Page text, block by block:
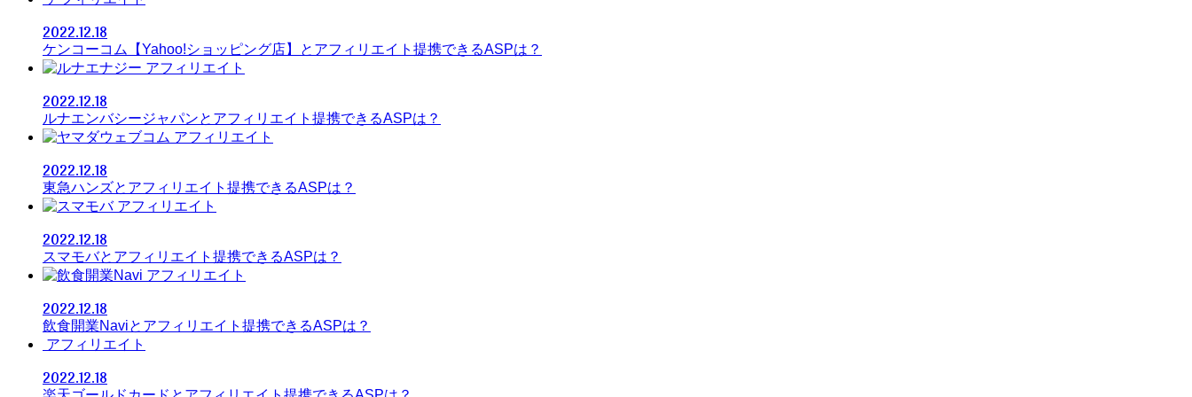
2022.12.18
ケンコーコム【Yahoo!ショッピング店】とアフィリエイト提携できるASPは？
アフィリエイト
2022.12.18
ルナエンバシージャパンとアフィリエイト提携できるASPは？
アフィリエイト
2022.12.18
東急ハンズとアフィリエイト提携できるASPは？
アフィリエイト
2022.12.18
スマモバとアフィリエイト提携できるASPは？
アフィリエイト
2022.12.18
飲食開業Naviとアフィリエイト提携できるASPは？
アフィリエイト
2022.12.18